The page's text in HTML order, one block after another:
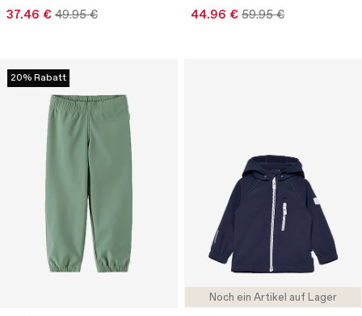
37.46 € 49.95 € 44.96 € 59.95 €
20% Rabatt
Noch ein Artikel auf Lager